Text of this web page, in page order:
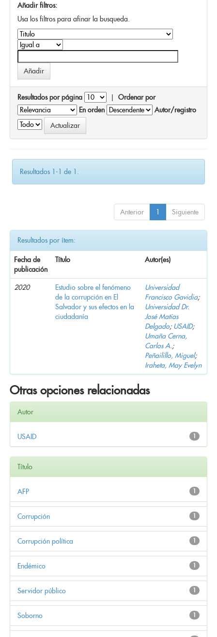
Añadir filtros:
Usa los filtros para afinar la busqueda.
Resultados por página | Ordenar por
En orden
Autor/registro
Resultados 1-1 de 1.
Anterior 1 Siguiente
Resultados por ítem:
Fecha de
publicación
Título Autor(es)
2020
Estudio sobre el fenómeno
de la corrupción en El
Salvador y sus efectos en la
ciudadanía
Universidad
Francisco Gavidia;
Universidad Dr.
José Matías
Delgado; USAID;
Umaña Cerna,
Carlos A.;
Peñailillo, Miguel;
Iraheta, May Evelyn
Otras opciones relacionadas
Autor
1
USAID
Título
1
AFP
1
Corrupción
1
Corrupción política
1
Endémico
1
Servidor público
1
Soborno